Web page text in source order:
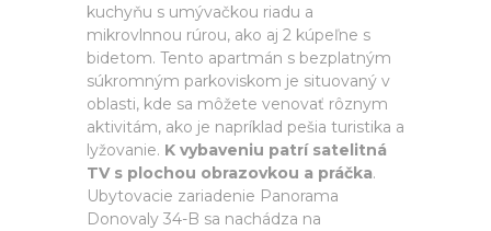
kuchyňu s umývačkou riadu a
mikrovlnnou rúrou, ako aj 2 kúpeľne s
bidetom. Tento apartmán s bezplatným
súkromným parkoviskom je situovaný v
oblasti, kde sa môžete venovať rôznym
aktivitám, ako je napríklad pešia turistika a
lyžovanie. K vybaveniu patrí satelitná
TV s plochou obrazovkou a práčka.
Ubytovacie zariadenie Panorama
Donovaly 34-B sa nachádza na